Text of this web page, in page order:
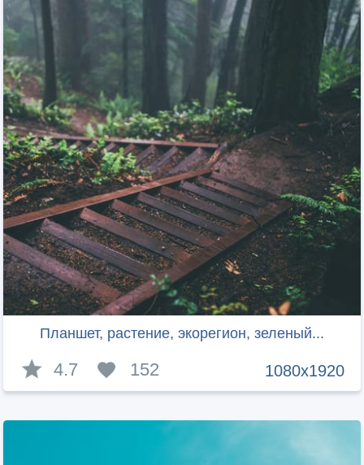
Планшет, растение, экорегион, зеленый...
1080x1920
4.7 152